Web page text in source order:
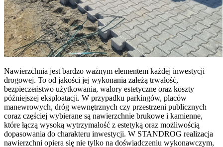
Nawierzchnia jest bardzo ważnym elementem każdej inwestycji
drogowej. To od jakości jej wykonania zależą trwałość,
bezpieczeństwo użytkowania, walory estetyczne oraz koszty
późniejszej eksploatacji. W przypadku parkingów, placów
manewrowych, dróg wewnętrznych czy przestrzeni publicznych
coraz częściej wybierane są nawierzchnie brukowe i kamienne,
które łączą wysoką wytrzymałość z estetyką oraz możliwością
dopasowania do charakteru inwestycji. W STANDROG realizacja
nawierzchni opiera się nie tylko na doświadczeniu wykonawczym,